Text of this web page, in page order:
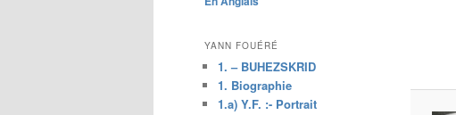
principal
YANN FOUÉRÉ
1. – BUHEZSKRID
1. Biographie
1.a) Y.F. :- Portrait